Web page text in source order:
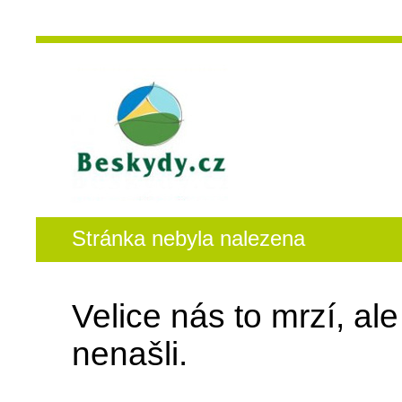
Stránka nebyla nalezena
Velice nás to mrzí,
nenašli.